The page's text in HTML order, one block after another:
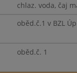
chlaz. voda, čaj
oběd.č.1 v BZL
oběd.č. 1